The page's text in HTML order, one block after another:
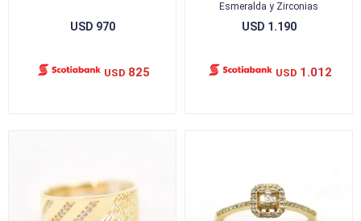
USD 970
USD 825
Esmeralda y Zirconias
USD 1.190
USD 1.012